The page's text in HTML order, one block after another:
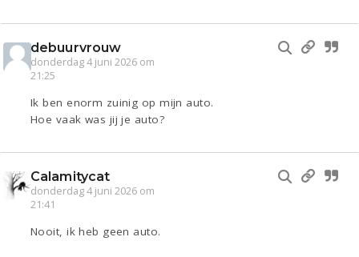
debuurvrouw
donderdag 4 juni 2026 om
21:25
Ik ben enorm zuinig op mijn auto.
Hoe vaak was jij je auto?
Calamitycat
donderdag 4 juni 2026 om
21:41
Nooit, ik heb geen auto.